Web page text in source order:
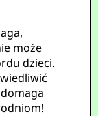
może
dzieci.